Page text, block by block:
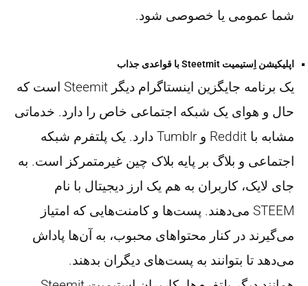
شما عمومی یا خصوصی شود.
اپلیکیشن اِستیمیت Steetmit با قواعدی جذاب
یک برنامه جایگزین اینستاگرام دیگر Steemit است که
حال و هوای یک شبکه اجتماعی خاص را دارد. خدماتی
مشابه با Reddit و Tumblr دارد. یک پلتفرم شبکه
اجتماعی و بلاگ بر پایه بلاک چین غیرمتمرکز است. به
جای لایک، کاربران به هم یک ارز دیجیتال با نام
STEEM می‌دهند. پست‌ها و کامنت‌هایی که امتیاز
می‌گیرند در کنار محتواهای محبوب، به آن‌ها پاداش
می‌دهد تا بتوانند به پست‌های دیگران بدهند.